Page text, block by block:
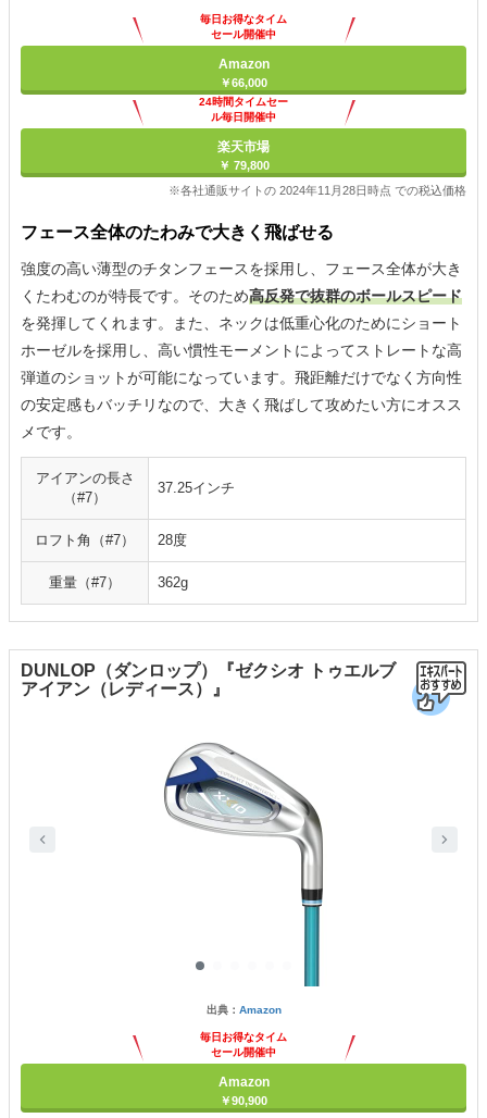
毎日お得なタイム
セール開催中
Amazon
￥66,000
24時間タイムセー
ル毎日開催中
楽天市場
￥ 79,800
※各社通販サイトの 2024年11月28日時点 での税込価格
フェース全体のたわみで大きく飛ばせる
強度の高い薄型のチタンフェースを採用し、フェース全体が大き
くたわむのが特長です。そのため高反発で抜群のボールスピード
を発揮してくれます。また、ネックは低重心化のためにショート
ホーゼルを採用し、高い慣性モーメントによってストレートな高
弾道のショットが可能になっています。飛距離だけでなく方向性
の安定感もバッチリなので、大きく飛ばして攻めたい方にオスス
メです。
アイアンの長さ
（#7）
37.25インチ
ロフト角（#7） 28度
重量（#7） 362g
DUNLOP（ダンロップ）『ゼクシオ トゥエルブ
アイアン（レディース）』
出典： Amazon
毎日お得なタイム
セール開催中
Amazon
￥90,900